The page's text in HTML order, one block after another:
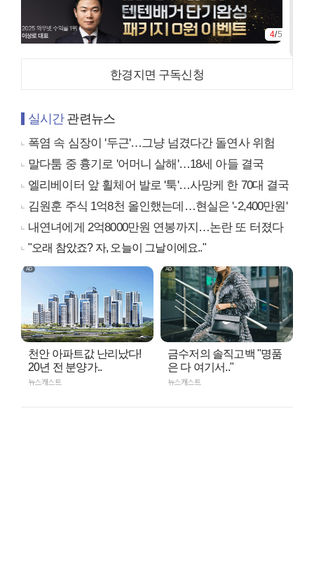
4/5
한경지면 구독신청
실시간관련뉴스
폭염 속 심장이 '두근'…그냥 넘겼다간 돌연사 위험
말다툼 중 흉기로 '어머니 살해'…18세 아들 결국
엘리베이터 앞 휠체어 발로 '툭'…사망케 한 70대 결국
김원훈 주식 1억8천 올인했는데…현실은 '-2,400만원'
내연녀에게 2억8000만원 연봉까지…논란 또 터졌다
"오래 참았죠? 자, 오늘이 그날이에요.."
천안 아파트값 난리났다!
20년 전 분양가..
뉴스캐스트
금수저의 솔직고백 "명품
은 다 여기서.."
뉴스캐스트